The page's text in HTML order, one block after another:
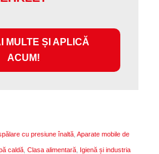
MULTE ȘI APLICĂ
ACUM!
cu presiune înaltă, Aparate mobile de
caldă, Clasa alimentară, Igienă și industria